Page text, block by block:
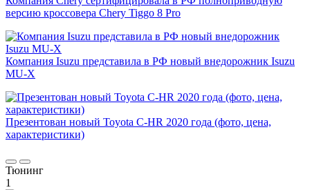
версию кроссовера Chery Tiggo 8 Pro
Компания Isuzu представила в РФ новый внедорожник Isuzu
MU-X
Презентован новый Toyota C-HR 2020 года (фото, цена,
характеристики)
Тюнинг
1